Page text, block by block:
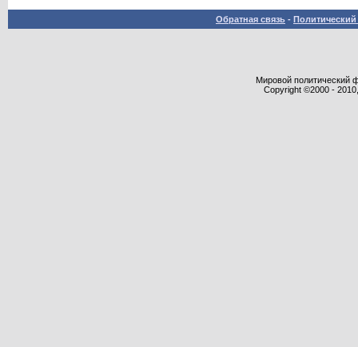
Обратная связь -
Мировой политический
Copyright ©2000 -